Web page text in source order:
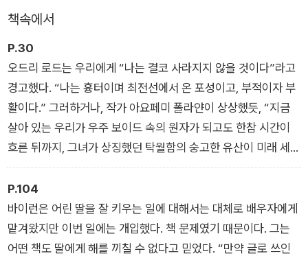
갔을지 모른다. 그러나 『생존이라는 약속』은 다방향적이고 비선
형적인, 양자 현실을 닮은 독특한 전기다.
오드리 로드의 유산과 깊이 연결된 검스는 오드리 로드의 삶과 정
체성을 이루는 수많은 입자(씨앗)들이 어떻게 죽을 운명에서 살
아남아, 어디로 날아가서, 어떤 나무와 뿌리로 자라나 마침내 끝
없는 삶을 살게 되었는지, 독특한 시(詩)적 전기로 써 내려간다.
책속에서
P.30
오드리 로드는 우리에게 “나는 결코 사라지지 않을 것이다”라고
경고했다. “나는 흉터이며 최전선에서 온 포성이고, 부적이자 부
활이다.” 그러하거나, 작가 아요페미 폴라얀이 상상했듯, “지금
살아 있는 우리가 우주 보이드 속의 원자가 되고도 한참 시간이
흐른 뒤까지, 그녀가 상징했던 탁월함의 숭고한 유산이 미래 세대
에게 경외심을 불러일으킬 것이다.”
―『생존이라는 약속』
P.104
바이런은 어린 딸을 잘 키우는 일에 대해서는 대체로 배우자에게
맡겨왔지만 이번 일에는 개입했다. 책 문제였기 때문이다. 그는
어떤 책도 딸에게 해를 끼칠 수 없다고 믿었다. “만약 글로 쓰인